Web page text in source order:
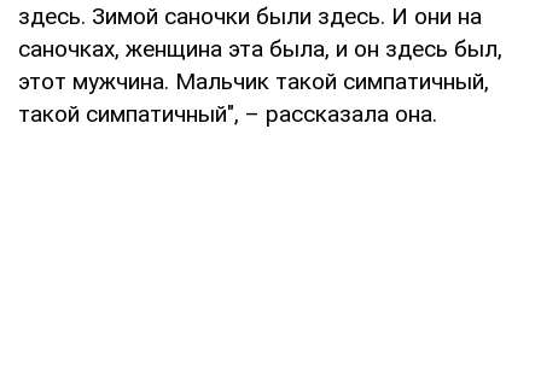
здесь. Зимой саночки были здесь. И они на
саночках, женщина эта была, и он здесь был,
этот мужчина. Мальчик такой симпатичный,
такой симпатичный", – рассказала она.